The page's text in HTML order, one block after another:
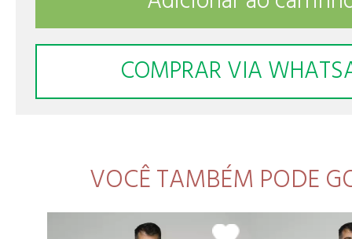
COMPRAR VIA
VOCÊ TAMBÉM PODE